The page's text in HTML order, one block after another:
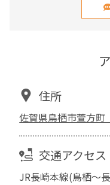
住所
佐賀県鳥栖市萱方
交通アクセス
JR長崎本線(鳥栖～